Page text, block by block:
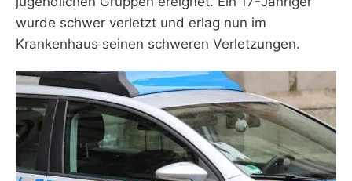
wurde schwer verletzt und erlag nun im
Krankenhaus seinen schweren Verletzungen.